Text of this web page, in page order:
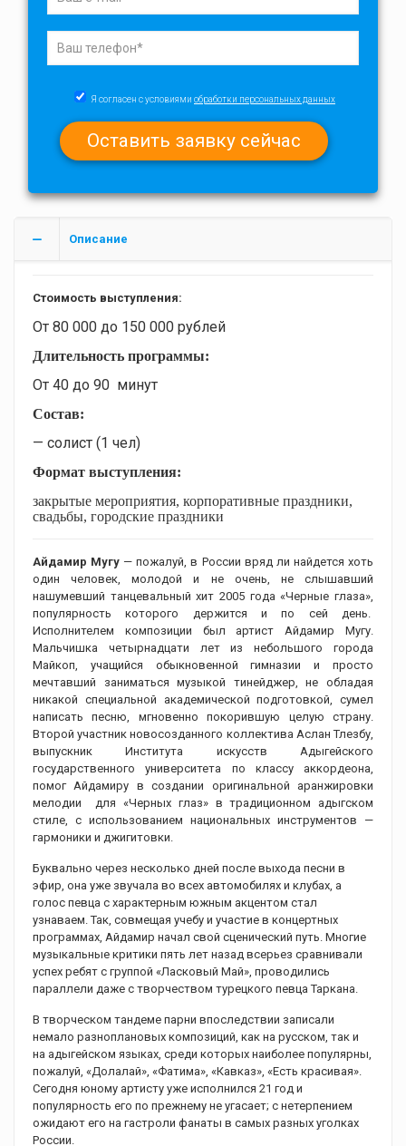
Я согласен с условиями обработки персональных данных
Описание
Стоимость выступления:
От 80 000 до 150 000 рублей
Длительность программы:
От 40 до 90 минут
Состав:
— солист (1 чел)
Формат выступления:
закрытые мероприятия, корпоративные праздники,
свадьбы, городские праздники
Айдамир Мугу — пожалуй, в России вряд ли найдется хоть
один человек, молодой и не очень, не слышавший
нашумевший танцевальный хит 2005 года «Черные глаза»,
популярность которого держится и по сей день.
Исполнителем композиции был артист Айдамир Мугу.
Мальчишка четырнадцати лет из небольшого города
Майкоп, учащийся обыкновенной гимназии и просто
мечтавший заниматься музыкой тинейджер, не обладая
никакой специальной академической подготовкой, сумел
написать песню, мгновенно покорившую целую страну.
Второй участник новосозданного коллектива Аслан Тлезбу,
выпускник Института искусств Адыгейского
государственного университета по классу аккордеона,
помог Айдамиру в создании оригинальной аранжировки
мелодии для «Черных глаз» в традиционном адыгском
стиле, с использованием национальных инструментов —
гармоники и джигитовки.
Буквально через несколько дней после выхода песни в
эфир, она уже звучала во всех автомобилях и клубах, а
голос певца с характерным южным акцентом стал
узнаваем. Так, совмещая учебу и участие в концертных
программах, Айдамир начал свой сценический путь. Многие
музыкальные критики пять лет назад всерьез сравнивали
успех ребят с группой «Ласковый Май», проводились
параллели даже с творчеством турецкого певца Таркана.
В творческом тандеме парни впоследствии записали
немало разноплановых композиций, как на русском, так и
на адыгейском языках, среди которых наиболее популярны,
пожалуй, «Долалай», «Фатима», «Кавказ», «Есть красивая».
Сегодня юному артисту уже исполнился 21 год и
популярность его по прежнему не угасает; с нетерпением
ожидают его на гастроли фанаты в самых разных уголках
России.